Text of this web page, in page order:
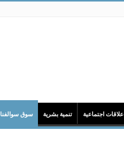
علاقات اجتماعية تنمية بشرية سوق سوالفنا